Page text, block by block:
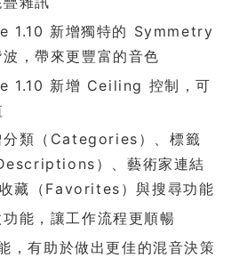
1.10 新增獨特的 Symmetry
，帶來更豐富的音色
1.10 新增 Ceiling 控制，可
分類（Categories）、標籤
）、藝術家連結
藏（Favorites）與搜尋功能
能，讓工作流程更順暢
，有助於做出更佳的混音決策